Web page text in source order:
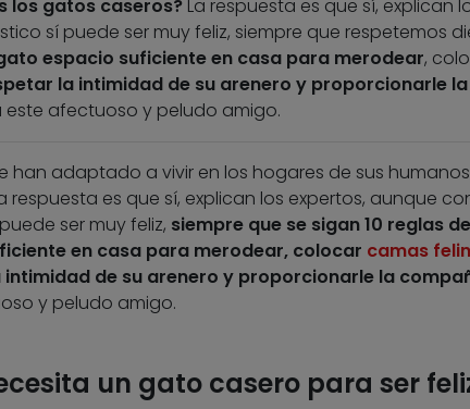
los gatos caseros? La respuesta es que sí, explican
sí puede ser muy feliz, siempre que respetemos
espacio suficiente en casa para merodear,
la intimidad de su arenero y proporcionarle
afectuoso y peludo amigo.
han adaptado a vivir en los hogares de sus
respuesta es que sí, explican los expertos, aunque
ser muy feliz, siempre que se sigan 10 reglas
en casa para merodear, colocar camas
de su arenero y proporcionarle la
y peludo amigo.
un gato casero para ser